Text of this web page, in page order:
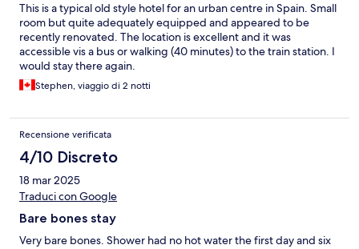
This is a typical old style hotel for an urban centre in Spain. Small
room but quite adequately equipped and appeared to be
recently renovated. The location is excellent and it was
accessible vis a bus or walking (40 minutes) to the train station. I
would stay there again.
Stephen, viaggio di 2 notti
Recensione verificata
4/10 Discreto
18 mar 2025
Traduci con Google
Bare bones stay
Very bare bones. Shower had no hot water the first day and six